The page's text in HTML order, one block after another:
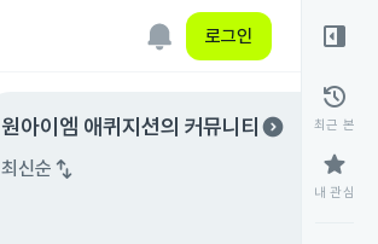
로그인
원아이엠 애퀴지션의 커뮤니티 expand_circle_right
최신순 swap_vert
right_panel_open
history
최근 본
star
내 관심